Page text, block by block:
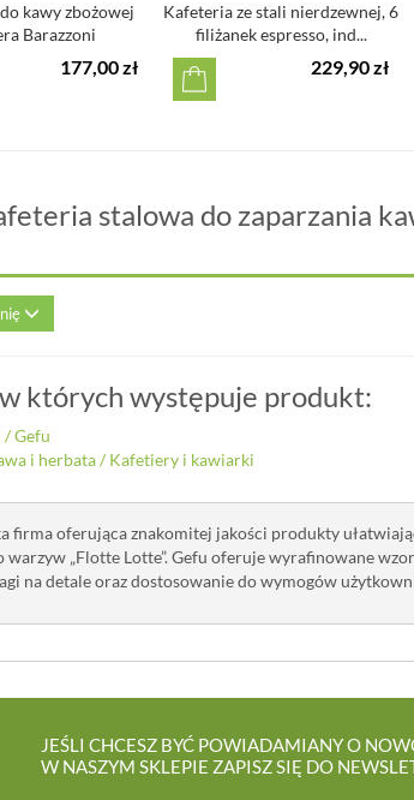
kawy zbożowej
Barazzoni
177,00 zł
Kafeteria ze stali nierdzewnej, 6
filiżanek espresso, ind...
229,90 zł
stalowa do zaparzania
których występuje produkt:
/Gefu
i herbata/ Kafetiery i kawiarki
firma oferująca znakomitej jakości produkty
warzyw „Flotte Lotte”. Gefu oferuje wyrafinowane
na detale oraz dostosowanie do wymogów
JEŚLI CHCESZ BYĆ POWIADAMIANY O
W NASZYM SKLEPIE ZAPISZ SIĘ DO